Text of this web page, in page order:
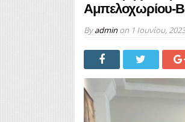
Αμπελοχωρίου-
Byadminon 1 Ιουνίου, 2023